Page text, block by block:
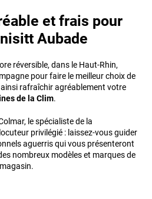
et frais pour
Aubade
réversible, dans le Haut-Rhin,
pour faire le meilleur choix de
rafraîchir agréablement votre
de la Clim.
le spécialiste de la
privilégié : laissez-vous guider
aguerris qui vous présenteront
nombreux modèles et marques de